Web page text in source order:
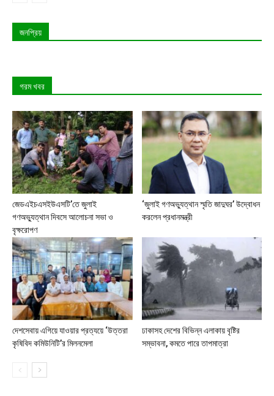
জনপ্রিয়
গরম খবর
জেডএইচএসইউএসটি’তে জুলাই
গণঅভ্যুত্থান দিবসে আলোচনা সভা ও
বৃক্ষরোপণ
‘জুলাই গণঅভ্যুত্থান স্মৃতি জাদুঘর’ উদ্বোধন
করলেন প্রধানমন্ত্রী
দেশসেবায় এগিয়ে যাওয়ার প্রত্যয়ে ‘উত্তরা
কৃষিবিদ কমিউনিটি’র মিলনমেলা
ঢাকাসহ দেশের বিভিন্ন এলাকায় বৃষ্টির
সম্ভাবনা, কমতে পারে তাপমাত্রা